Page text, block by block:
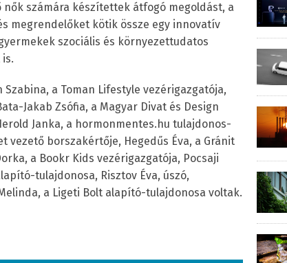
számára készítettek átfogó megoldást, a
megrendelőket kötik össze egy innovatív
szociális és környezettudatos
a Toman Lifestyle vezérigazgatója,
Jakab Zsófia, a Magyar Divat és Design
Janka, a hormonmentes.hu tulajdonos-
vezető borszakértője, Hegedűs Éva, a Gránit
a Bookr Kids vezérigazgatója, Pocsaji
tulajdonosa, Risztov Éva, úszó,
a Ligeti Bolt alapító-tulajdonosa voltak.